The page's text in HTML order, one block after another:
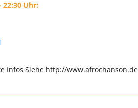
22:30 Uhr:
Infos Siehe http://www.afrochanson.de